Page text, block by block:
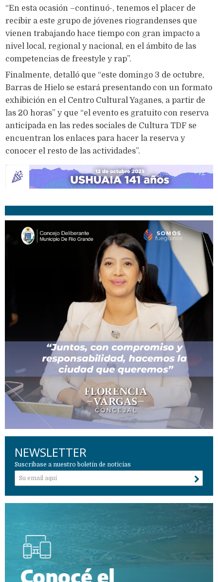
“En esta ocasión –continuó-, tenemos el placer de
recibir a este grupo de jóvenes riograndenses que
vienen trabajando hace tiempo con gran impacto a
nivel local, regional y nacional, en el ámbito de las
competencias de freestyle y rap”.
Finalmente, detalló que “este domingo 3 de octubre,
Barras de Hielo se estará presentando con un formato
exhibición en el Centro Cultural Yaganes, a partir de
las 20 horas” y que “el evento es gratuito con reserva
anticipada en las redes sociales de Cultura TDF se
encuentran los enlaces para hacer la reserva y
conocer el resto de las actividades”.
NEWSLETTER
Suscríbase a nuestro boletín de noticias